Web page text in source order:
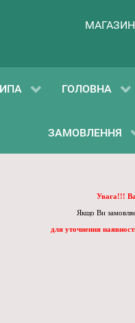
ГОЛОВНА
ЗАМОВЛЕННЯ
Увага!!!
Якщо Ви
для уточнення